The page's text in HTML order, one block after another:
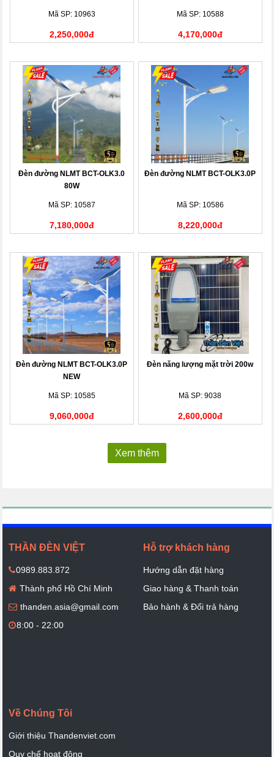
Mã SP: 10963
2,250,000đ
Mã SP: 10588
4,170,000đ
Đèn đường NLMT BCT-OLK3.0
80W
Mã SP: 10587
7,180,000đ
Đèn đường NLMT BCT-OLK3.0P
Mã SP: 10586
8,220,000đ
Đèn đường NLMT BCT-OLK3.0P
NEW
Mã SP: 10585
9,060,000đ
Đèn năng lượng mặt trời 200w
Mã SP: 9038
2,600,000đ
Xem thêm
THẦN ĐÈN VIỆT
0989.883.872
Thành phố Hồ Chí Minh
thanden.asia@gmail.com
8:00 - 22:00
Hỗ trợ khách hàng
Hướng dẫn đặt hàng
Giao hàng & Thanh toán
Bảo hành & Đổi trả hàng
Về Chúng Tôi
Giới thiệu Thandenviet.com
Quy chế hoạt động